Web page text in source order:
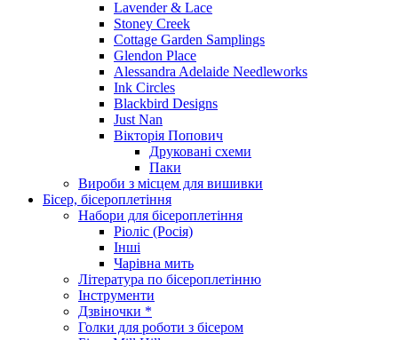
Lavender & Lace
Stoney Creek
Cottage Garden Samplings
Glendon Place
Alessandra Adelaide Needleworks
Ink Circles
Blackbird Designs
Just Nan
Вікторія Попович
Друковані схеми
Паки
Вироби з місцем для вишивки
Бісер, бісероплетіння
Набори для бісероплетіння
Ріоліс (Росія)
Інші
Чарівна мить
Література по бісероплетінню
Інструменти
Дзвіночки *
Голки для роботи з бісером